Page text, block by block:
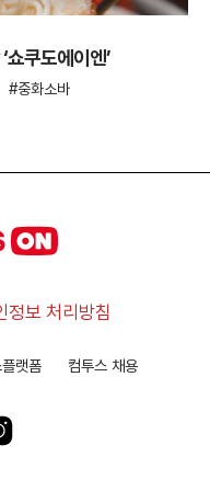
쇼쿠도에이엔’
중화소바
정보 처리방침
랫폼 컴투스 채용